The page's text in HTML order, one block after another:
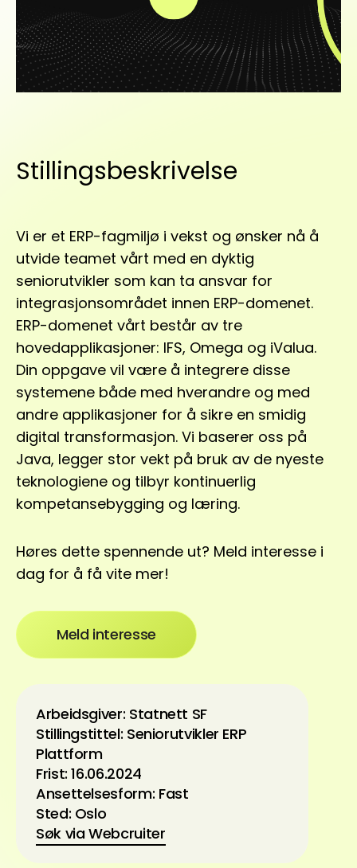
Stillingsbeskrivelse
Vi er et ERP-fagmiljø i vekst og ønsker nå å
utvide teamet vårt med en dyktig
seniorutvikler som kan ta ansvar for
integrasjonsområdet innen ERP-domenet.
ERP-domenet vårt består av tre
hovedapplikasjoner: IFS, Omega og iValua.
Din oppgave vil være å integrere disse
systemene både med hverandre og med
andre applikasjoner for å sikre en smidig
digital transformasjon. Vi baserer oss på
Java, legger stor vekt på bruk av de nyeste
teknologiene og tilbyr kontinuerlig
kompetansebygging og læring.
Høres dette spennende ut? Meld interesse i
dag for å få vite mer!
Meld interesse
Arbeidsgiver: Statnett SF
Stillingstittel: Seniorutvikler ERP
Plattform
Frist: 16.06.2024
Ansettelsesform: Fast
Sted: Oslo
Søk via Webcruiter